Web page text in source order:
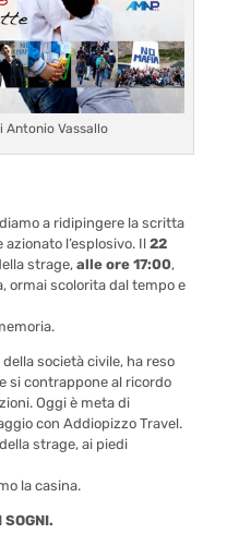
Antonio Vassallo
a ridipingere la scritta
l’esplosivo. Il22
strage,alle ore 17:00,
ormai scolorita dal tempo e
società civile, ha reso
si contrappone al ricordo
Oggi è meta di
con Addiopizzo Travel.
strage, ai piedi
la casina.
SOGNI.